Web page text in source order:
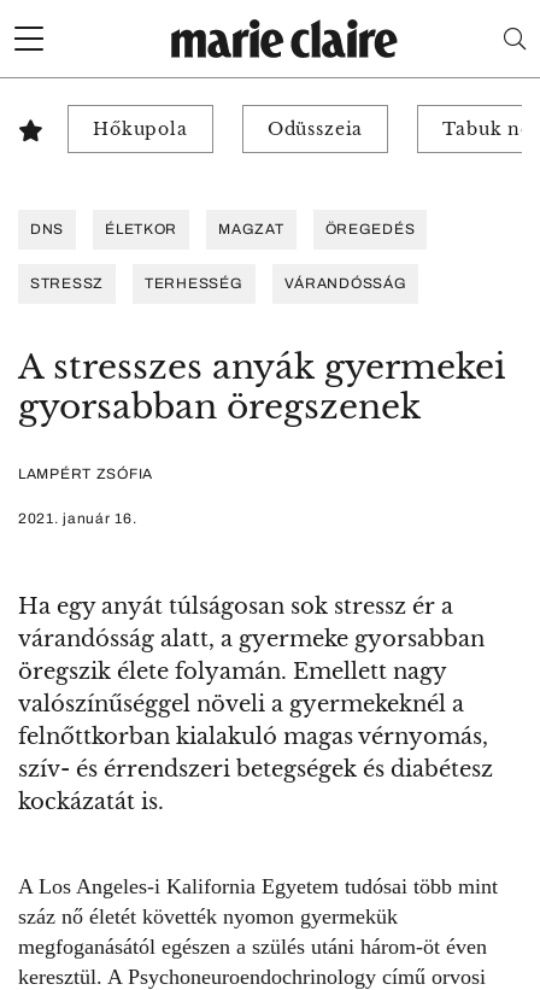
Hőkupola Odüsszeia Tabuk
DNS ÉLETKOR MAGZAT ÖREGEDÉS
STRESSZ TERHESSÉG VÁRANDÓSSÁG
A stresszes anyák gyermekei
gyorsabban öregszenek
LAMPÉRT ZSÓFIA
2021. január 16.
Ha egy anyát túlságosan sok stressz ér a
várandósság alatt, a gyermeke gyorsabban
öregszik élete folyamán. Emellett nagy
valószínűséggel növeli a gyermekeknél a
felnőttkorban kialakuló magas vérnyomás,
szív- és érrendszeri betegségek és diabétesz
kockázatát is.
A Los Angeles-i Kalifornia Egyetem tudósai több mint
száz nő életét követték nyomon gyermekük
megfoganásától egészen a szülés utáni három-öt éven
keresztül. A Psychoneuroendochrinology című orvosi